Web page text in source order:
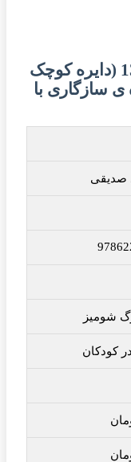
مشخصات کتاب دایره کوچک13 (دایره کوچک
ی سازگاری با
صدیقی
شومیز
کودکان